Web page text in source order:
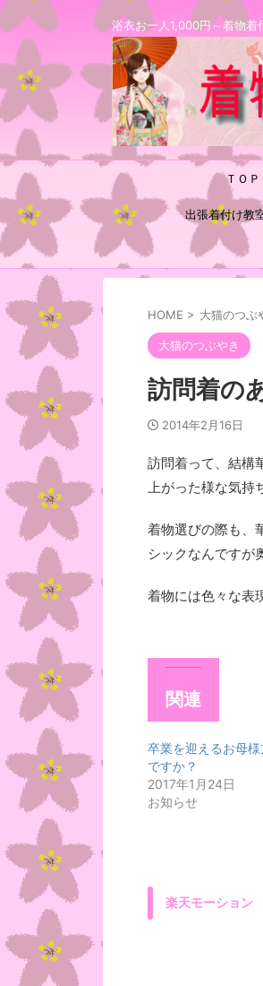
浴衣お一人1,000円～着物着
ＴＯＰ
出張着付け教
HOME > 大猫のつぶ
大猫のつぶやき
訪問着の
2014年2月16日
訪問着って、結構
上がった様な気持
着物選びの際も、
シックなんですが
着物には色々な表
関連
卒業を迎えるお母様
ですか？
2017年1月24日
お知らせ
楽天モーション